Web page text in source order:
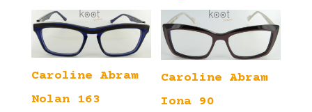
Caroline Abram
Nolan 163
Caroline Abram
Iona 90